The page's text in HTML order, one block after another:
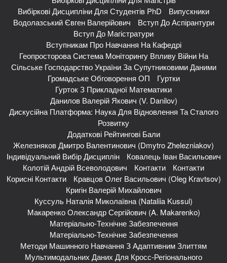
Вибіркові Дисципліни Для Студентів PhD
Випускники
Водолазський Євген Валерійович
Вступ До Аспірантури
Вступ До Магістратури
Вступникам Про Навчання На Кафедрі
Геопросторова Система Моніторингу Впливу Війни На
Сільське Господарство України За Супутниковими Даними
Громадське Обговорення ОП
Гуртки
Гурток З Прикладної Математики
Данилов Валерій Якович (V. Danilov)
Дискусійна Платформа: Наука Для Відновлення Та Сталого
Розвитку
Додаткові Рейтингові Бали
Железняков Дмитро Валентинович (Dmytro Zhelezniakov)
Індивідуальний Вибір Дисциплін
Ковалець Іван Васильович
Колотій Андрій Всеволодович
Контакти
Контакти
Корисні Контакти
Кравцов Олег Васильович (Oleg Kravtsov)
Кригін Валерій Михайлович
Куссуль Наталія Миколаївна (Nataliia Kussul)
Макаренко Олександр Сергійович (A. Makarenko)
Матеріально-Технічне Забезпечення
Матеріально-Технічне Забезпечення
Методи Машинного Навчання З Адаптивним Злиттям
Мультимодальних Даних Для Кросс-Регіонального